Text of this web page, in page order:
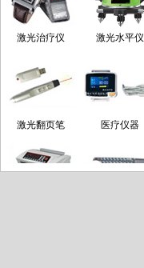
激光治疗仪 激光水平仪
激光翻页笔 医疗仪器